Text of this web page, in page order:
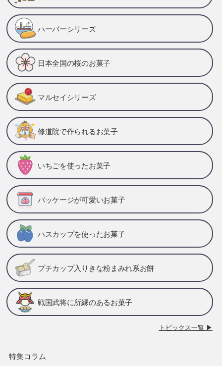
ハーバーシリーズ
日本全国の桜のお菓子
マルセイシリーズ
修道院で作られるお菓子
いちごを使ったお菓子
パッケージが可愛いお菓子
ハスカップを使ったお菓子
プチカップ入りきな粉まみれ系お餅
戦国武将に所縁のあるお菓子
トピックス一覧 ▶
特集コラム